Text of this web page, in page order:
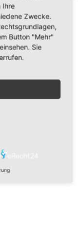
Ihre
Zwecke.
Button "Mehr"
Sie